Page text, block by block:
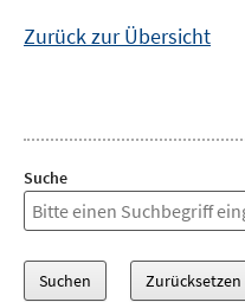
Zurück zur Übersicht
Suche